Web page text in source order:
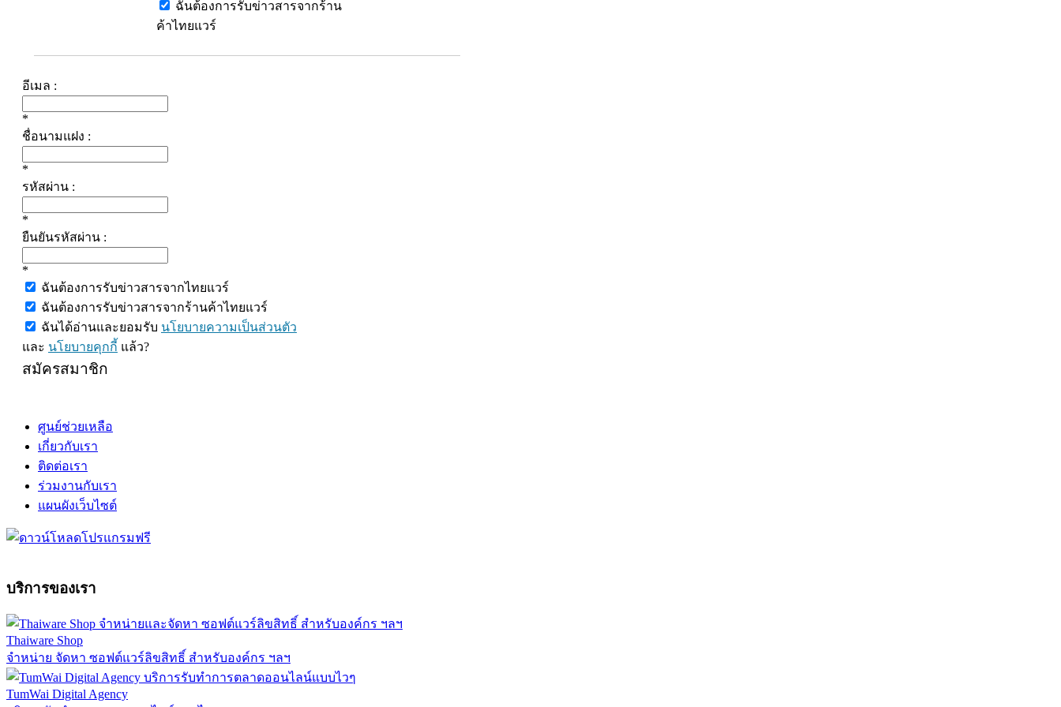
ฉันต้องการรับข่าวสารจากร้าน
ค้าไทยแวร์
อีเมล :
*
ชื่อนามแฝง :
*
รหัสผ่าน :
*
ยืนยันรหัสผ่าน :
*
ฉันต้องการรับข่าวสารจากไทยแวร์
ฉันต้องการรับข่าวสารจากร้านค้าไทยแวร์
ฉันได้อ่านและยอมรับ นโยบายความเป็นส่วนตัว
และ นโยบายคุกกี้ แล้ว?
สมัครสมาชิก
ศูนย์ช่วยเหลือ
เกี่ยวกับเรา
ติดต่อเรา
ร่วมงานกับเรา
แผนผังเว็บไซต์
บริการของเรา
Thaiware Shop
จำหน่าย จัดหา ซอฟต์แวร์ลิขสิทธิ์ สำหรับองค์กร ฯลฯ
TumWai Digital Agency